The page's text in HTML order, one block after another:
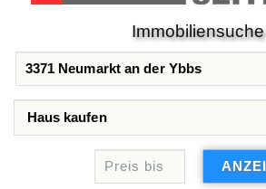
Immobiliensuche